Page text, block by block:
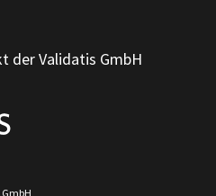
der Validatis GmbH